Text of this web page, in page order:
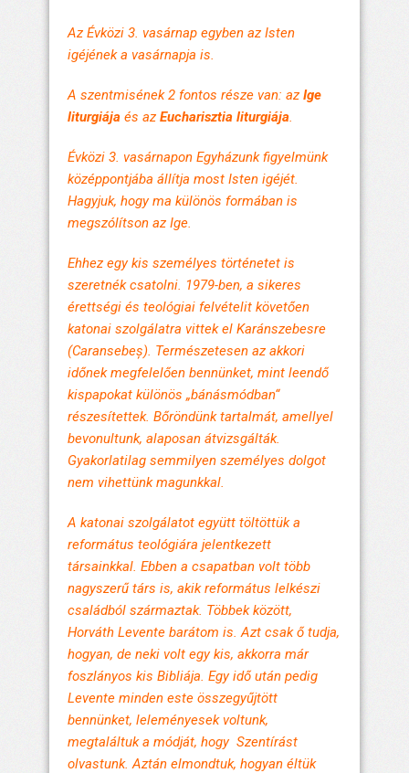
Az Évközi 3. vasárnap egyben az Isten
igéjének a vasárnapja is.
A szentmisének 2 fontos része van: az Ige
liturgiája és az Eucharisztia liturgiája.
Évközi 3. vasárnapon Egyházunk figyelmünk
középpontjába állítja most Isten igéjét.
Hagyjuk, hogy ma különös formában is
megszólítson az Ige.
Ehhez egy kis személyes történetet is
szeretnék csatolni. 1979-ben, a sikeres
érettségi és teológiai felvételit követően
katonai szolgálatra vittek el Karánszebesre
(Caransebeș). Természetesen az akkori
időnek megfelelően bennünket, mint leendő
kispapokat különös „bánásmódban“
részesítettek. Bőröndünk tartalmát, amellyel
bevonultunk, alaposan átvizsgálták.
Gyakorlatilag semmilyen személyes dolgot
nem vihettünk magunkkal.
A katonai szolgálatot együtt töltöttük a
református teológiára jelentkezett
társainkkal. Ebben a csapatban volt több
nagyszerű társ is, akik református lelkészi
családból származtak. Többek között,
Horváth Levente barátom is. Azt csak ő tudja,
hogyan, de neki volt egy kis, akkorra már
foszlányos kis Bibliája. Egy idő után pedig
Levente minden este összegyűjtött
bennünket, leleményesek voltunk,
megtaláltuk a módját, hogy Szentírást
olvastunk. Aztán elmondtuk, hogyan éltük